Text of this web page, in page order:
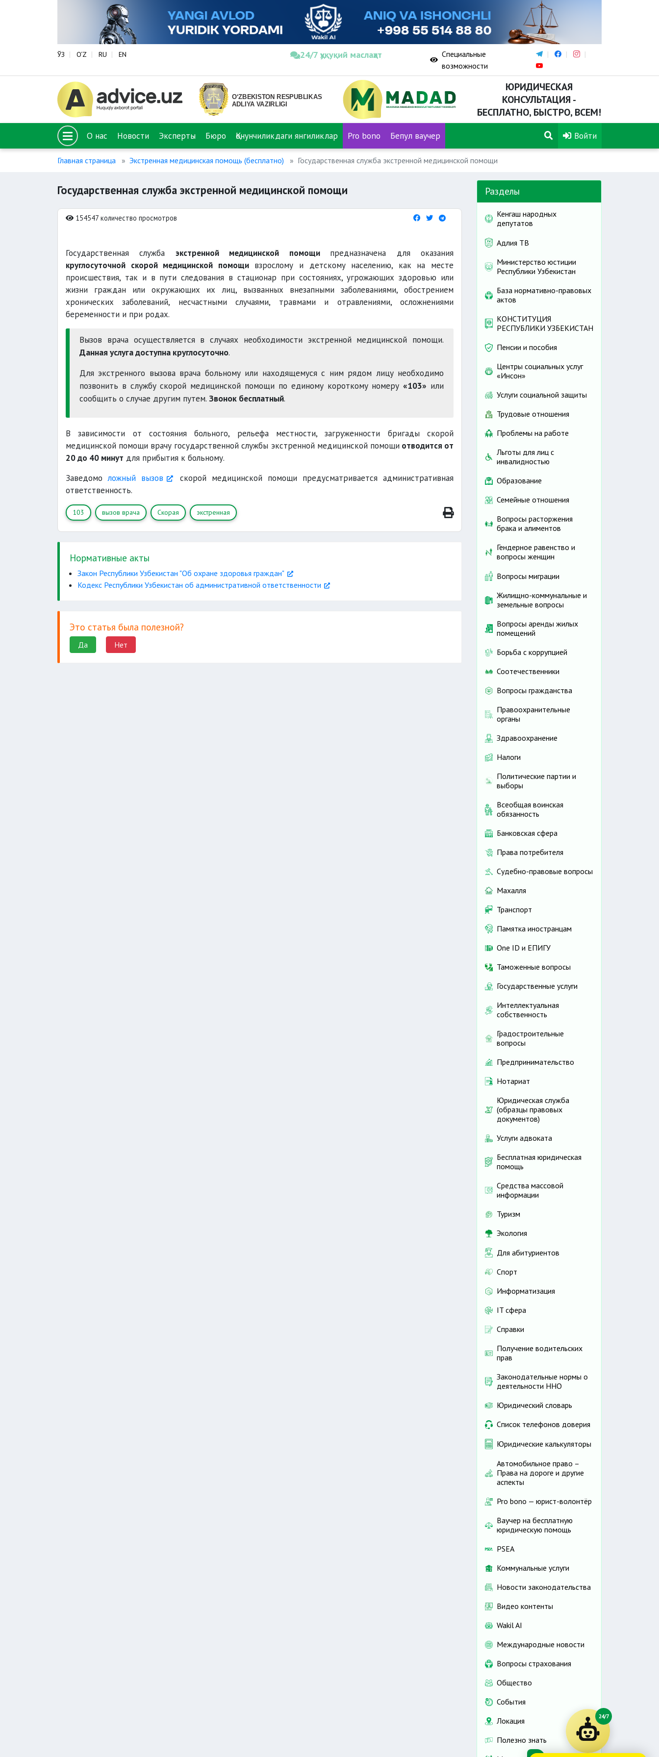
ЎЗ O‘Z RU EN 24/7 ҳуқуқий маслаҳат
Специальные
возможности
ЮРИДИЧЕСКАЯ
КОНСУЛЬТАЦИЯ -
БЕСПЛАТНО, БЫСТРО, ВСЕМ!
О нас Новости Эксперты Бюро Қонунчиликдаги янгиликлар Pro bono Бепул ваучер Войти
Главная страница Экстренная медицинская помощь (бесплатно) Государственная служба экстренной медицинской помощи
Государственная служба экстренной медицинской помощи
154547 количество просмотров
Государственная служба экстренной медицинской помощи предназначена для оказания
круглосуточной скорой медицинской помощивзрослому и детскому населению, как на месте
происшествия, так и в пути следования в стационар при состояниях, угрожающих здоровью или
жизни граждан или окружающих их лиц, вызванных внезапными заболеваниями, обострением
хронических заболеваний, несчастными случаями, травмами и отравлениями, осложнениями
беременности и при родах.
Вызов врача осуществляется в случаях необходимости экстренной медицинской помощи.
Данная услуга доступна круглосуточно.
Для экстренного вызова врача больному или находящемуся с ним рядом лицу необходимо
позвонить в службу скорой медицинской помощи по единому короткому номеру«103» или
сообщить о случае другим путем. Звонок бесплатный.
В зависимости от состояния больного, рельефа местности, загруженности бригады скорой
медицинской помощи врачу государственной службы экстренной медицинской помощиотводится от
20 до 40 минут для прибытия к больному.
Заведомоложный вызов
скорой медицинской помощи предусматривается административная
ответственность.
103 вызов врача Скорая экстренная
Нормативные акты
Закон Республики Узбекистан "Об охране здоровья граждан"
Кодекс Республики Узбекистан об административной ответственности
Это статья была полезной?
Да Нет
Разделы
Кенгаш народных
депутатов
Адлия ТВ
Министерство юстиции
Республики Узбекистан
База нормативно-правовых
актов
КОНСТИТУЦИЯ
РЕСПУБЛИКИ УЗБЕКИСТАН
Пенсии и пособия
Центры социальных услуг
«Инсон»
Услуги социальной защиты
Трудовые отношения
Проблемы на работе
Льготы для лиц с
инвалидностью
Образование
Семейные отношения
Вопросы расторжения
брака и алиментов
Гендерное равенство и
вопросы женщин
Вопросы миграции
Жилищно-коммунальные и
земельные вопросы
Вопросы аренды жилых
помещений
Борьба с коррупцией
Соотечественники
Вопросы гражданства
Правоохранительные
органы
Здравоохранение
Налоги
Политические партии и
выборы
Всеобщая воинская
обязанность
Банковская сфера
Права потребителя
Судебно-правовые вопросы
Махалля
Транспорт
Памятка иностранцам
One ID и ЕПИГУ
Таможенные вопросы
Государственные услуги
Интеллектуальная
собственность
Градостроительные
вопросы
Предпринимательство
Нотариат
Юридическая служба
(образцы правовых
документов)
Услуги адвоката
Бесплатная юридическая
помощь
Средства массовой
информации
Туризм
Экология
Для абитуриентов
Спорт
Информатизация
IT сфера
Справки
Получение водительских
прав
Законодательные нормы о
деятельности ННО
Юридический словарь
Список телефонов доверия
Юридические калькуляторы
Автомобильное право –
Права на дороге и другие
аспекты
Pro bono — юрист-волонтёр
Ваучер на бесплатную
юридическую помощь
PSEA
Коммунальные услуги
Новости законодательства
Видео контенты
Wakil AI
Международные новости
Вопросы страхования
Общество
События
Локация
Полезно знать
24/7